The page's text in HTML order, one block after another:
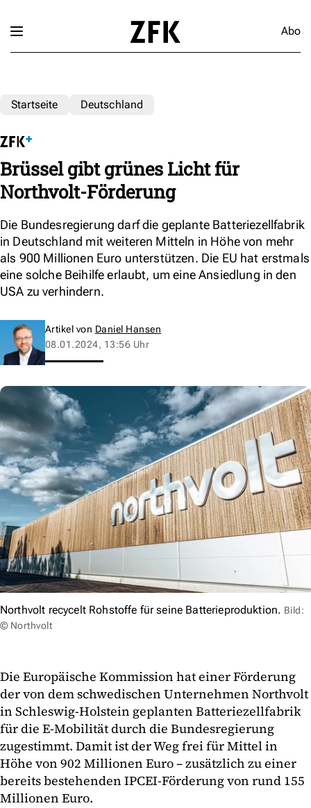
Abo
Startseite Deutschland
Brüssel gibt grünes Licht für
Northvolt-Förderung
Die Bundesregierung darf die geplante Batteriezellfabrik
in Deutschland mit weiteren Mitteln in Höhe von mehr
als 900 Millionen Euro unterstützen. Die EU hat erstmals
eine solche Beihilfe erlaubt, um eine Ansiedlung in den
USA zu verhindern.
Artikel von Daniel Hansen
08.01.2024, 13:56 Uhr
Northvolt recycelt Rohstoffe für seine Batterieproduktion. Bild:
© Northvolt
Die Europäische Kommission hat einer Förderung
der von dem schwedischen Unternehmen Northvolt
in Schleswig-Holstein geplanten Batteriezellfabrik
für die E-Mobilität durch die Bundesregierung
zugestimmt. Damit ist der Weg frei für Mittel in
Höhe von 902 Millionen Euro – zusätzlich zu einer
bereits bestehenden IPCEI-Förderung von rund 155
Millionen Euro.